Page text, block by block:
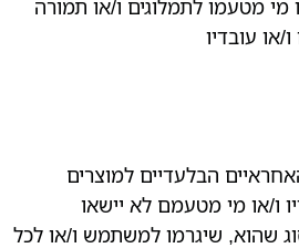
מטעמו לתמלוגים ו/או תמורה
או עובדיו
הבלעדיים למוצרים
ו/או מי מטעמם לא יישאו
שהוא, שיגרמו למשתמש ו/או לכל